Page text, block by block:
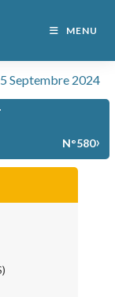
MENU
Septembre 2024
N°580›